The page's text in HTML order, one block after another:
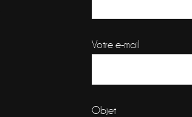
Votre e-mail
Objet